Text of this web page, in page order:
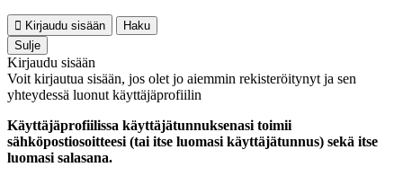
Kirjaudu sisään
Haku
Sulje
Kirjaudu sisään
Voit kirjautua sisään, jos olet jo aiemmin rekisteröitynyt ja sen
yhteydessä luonut käyttäjäprofiilin
Käyttäjäprofiilissa käyttäjätunnuksenasi toimii
sähköpostiosoitteesi (tai itse luomasi käyttäjätunnus) sekä itse
luomasi salasana.